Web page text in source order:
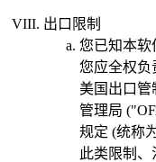
出口限制
您已知本软
您应全权负
美国出口管
管理局 ("
规定 (统称
此类限制